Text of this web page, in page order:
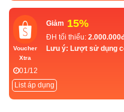
Voucher
Xtra
01/12
Giảm 15%
ĐH tối thiểu:
Lưu ý: Lượt sử dụng
List áp dụng